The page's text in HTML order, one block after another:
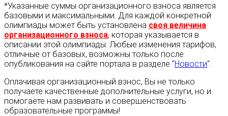
*Указанные суммы организационного взноса является
базовыми и максимальными. Для каждой конкретной
олимпиады может быть установлена своя величина
организационного взноса, которая указывается в
описании этой олимпиады. Любые изменения тарифов,
отличные от базовых, возможны только после
опубликования на сайте портала в разделе "Новости".
Оплачивая организационный взнос, Вы не только
получаете качественные дополнительные услуги, но и
помогаете нам развивать и совершенствовать
образовательные программы!